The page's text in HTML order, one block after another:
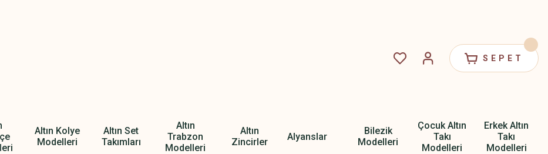
SEPET
Altın Kolye
Modelleri
Altın Set
Takımları
Altın
Trabzon
Modelleri
Altın
Zincirler
Alyanslar
Bilezik
Modelleri
Çocuk Altın
Takı
Modelleri
Erkek Altın
Takı
Modelleri